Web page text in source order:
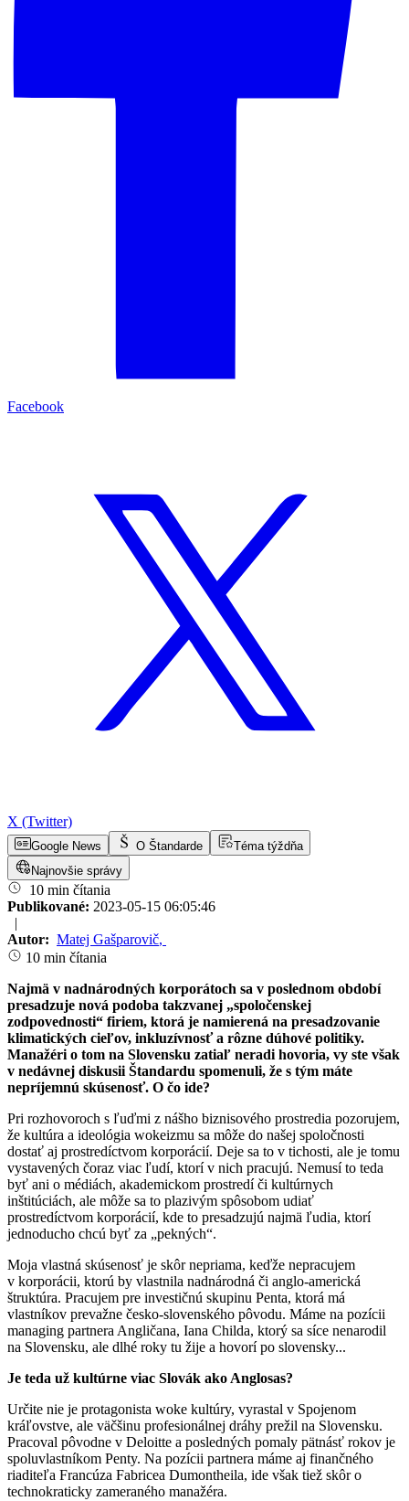
Facebook
X (Twitter)
Google News O Štandarde
Téma týždňa
Najnovšie správy
10 min čítania
Publikované: 2023-05-15 06:05:46
|
Autor: Matej Gašparovič,
10 min čítania
Najmä v nadnárodných korporátoch sa v poslednom období
presadzuje nová podoba takzvanej „spoločenskej
zodpovednosti“ firiem, ktorá je namierená na presadzovanie
klimatických cieľov, inkluzívnosť a rôzne dúhové politiky.
Manažéri o tom na Slovensku zatiaľ neradi hovoria, vy ste však
v nedávnej diskusii Štandardu spomenuli, že s tým máte
nepríjemnú skúsenosť. O čo ide?
Pri rozhovoroch s ľuďmi z nášho biznisového prostredia pozorujem,
že kultúra a ideológia wokeizmu sa môže do našej spoločnosti
dostať aj prostredíctvom korporácií. Deje sa to v tichosti, ale je tomu
vystavených čoraz viac ľudí, ktorí v nich pracujú. Nemusí to teda
byť ani o médiách, akademickom prostredí či kultúrnych
inštitúciách, ale môže sa to plazivým spôsobom udiať
prostredíctvom korporácií, kde to presadzujú najmä ľudia, ktorí
jednoducho chcú byť za „pekných“.
Moja vlastná skúsenosť je skôr nepriama, keďže nepracujem
v korporácii, ktorú by vlastnila nadnárodná či anglo-americká
štruktúra. Pracujem pre investičnú skupinu Penta, ktorá má
vlastníkov prevažne česko-slovenského pôvodu. Máme na pozícii
managing partnera Angličana, Iana Childa, ktorý sa síce nenarodil
na Slovensku, ale dlhé roky tu žije a hovorí po slovensky...
Je teda už kultúrne viac Slovák ako Anglosas?
Určite nie je protagonista woke kultúry, vyrastal v Spojenom
kráľovstve, ale väčšinu profesionálnej dráhy prežil na Slovensku.
Pracoval pôvodne v Deloitte a posledných pomaly pätnásť rokov je
spoluvlastníkom Penty. Na pozícii partnera máme aj finančného
riaditeľa Francúza Fabricea Dumontheila, ide však tiež skôr o
technokraticky zameraného manažéra.